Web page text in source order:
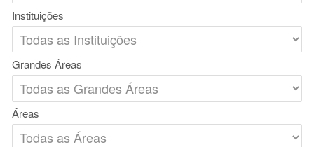
Instituições
Grandes Áreas
Áreas